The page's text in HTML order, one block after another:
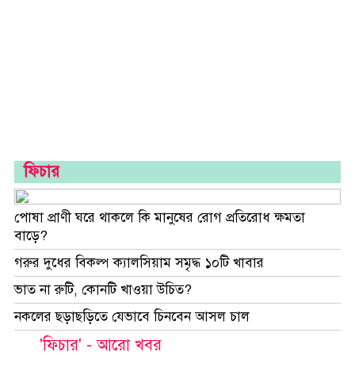
ফিচার
পোষা প্রাণী ঘরে থাকলে কি মানুষের রোগ প্রতিরোধ ক্ষমতা
বাড়ে?
গরুর দুধের বিকল্প ক্যালসিয়াম সমৃদ্ধ ১০টি খাবার
ভাত না রুটি, কোনটি খাওয়া উচিত?
নকলের ছড়াছড়িতে যেভাবে চিনবেন আসল চাল
'ফিচার' - আরো খবর